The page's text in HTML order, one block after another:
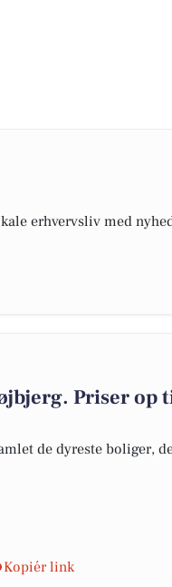
erhvervsliv med
Priser op
de dyreste boliger,
Kopiér link